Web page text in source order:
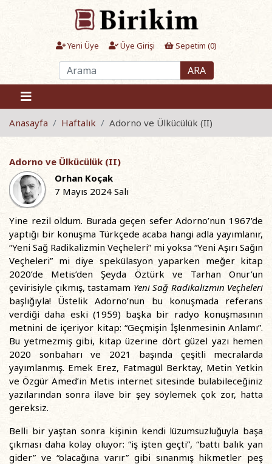
Yeni Üye Üye Girişi Sepetim (0)
ARA
Anasayfa Haftalık Adorno ve Ülkücülük (II)
Adorno ve Ülkücülük (II)
Orhan Koçak
7 Mayıs 2024 Salı
Yine rezil oldum. Burada geçen sefer Adorno’nun 1967’de
yaptığı bir konuşma Türkçede acaba hangi adla yayımlanır,
“Yeni Sağ Radikalizmin Veçheleri” mi yoksa “Yeni Aşırı Sağın
Veçheleri” mi diye spekülasyon yaparken meğer kitap
2020’de Metis’den Şeyda Öztürk ve Tarhan Onur’un
çevirisiyle çıkmış, tastamam Yeni Sağ Radikalizmin Veçheleri
başlığıyla! Üstelik Adorno’nun bu konuşmada referans
verdiği daha eski (1959) başka bir radyo konuşmasının
metnini de içeriyor kitap: “Geçmişin İşlenmesinin Anlamı”.
Bu yetmezmiş gibi, kitap üzerine dört güzel yazı hemen
2020 sonbaharı ve 2021 başında çeşitli mecralarda
yayımlanmış. Emek Erez, Fatmagül Berktay, Metin Yetkin
ve Özgür Amed’in Metis internet sitesinde bulabileceğiniz
yazılarından sonra ilave bir şey söylemek çok zor, hatta
gereksiz.
Belli bir yaştan sonra kişinin kendi lüzumsuzluğuyla başa
çıkması daha kolay oluyor: “iş işten geçti”, “battı balık yan
gider” ve “olacağına varır” gibi sınanmış hikmetler peş